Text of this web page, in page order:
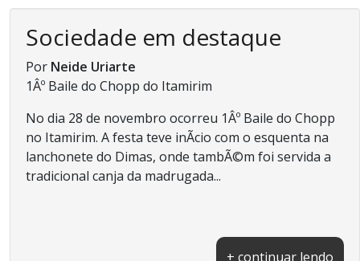
Sociedade em destaque
Por Neide Uriarte
1Âº Baile do Chopp do Itamirim
No dia 28 de novembro ocorreu 1Âº Baile do Chopp
no Itamirim. A festa teve inÃ­cio com o esquenta na
lanchonete do Dimas, onde tambÃ©m foi servida a
tradicional canja da madrugada...
+ continuar lendo